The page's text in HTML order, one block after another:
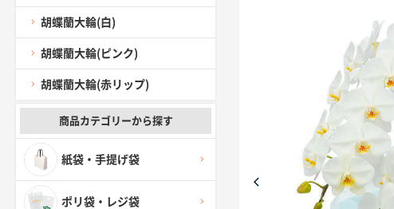
胡蝶蘭大輪(白)
胡蝶蘭大輪(ピンク)
胡蝶蘭大輪(赤リップ)
商品カテゴリーから探す
紙袋・手提げ袋
ポリ袋・レジ袋